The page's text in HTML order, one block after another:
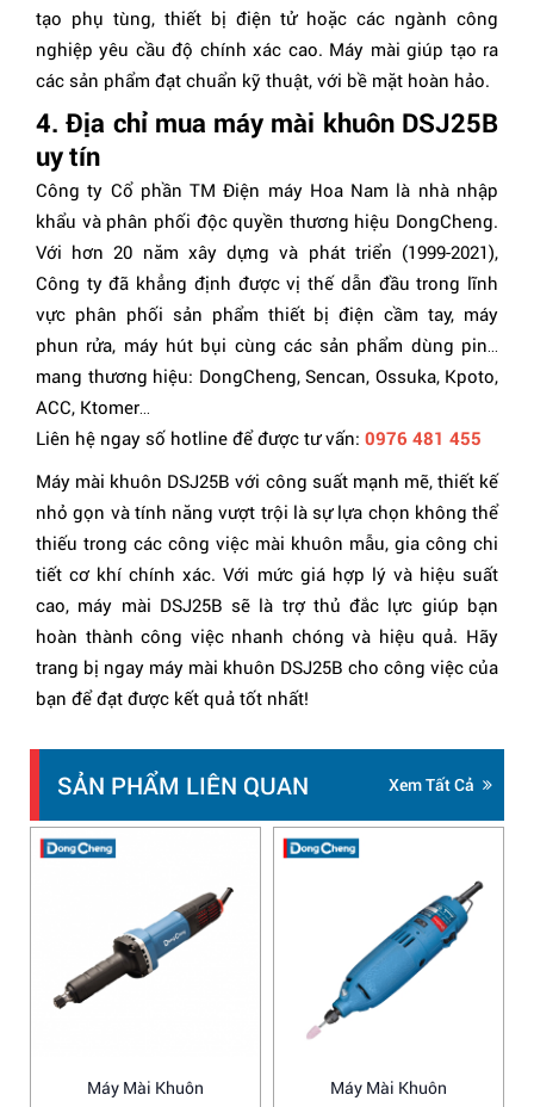
tạo phụ tùng, thiết bị điện tử hoặc các ngành công
nghiệp yêu cầu độ chính xác cao. Máy mài giúp tạo ra
các sản phẩm đạt chuẩn kỹ thuật, với bề mặt hoàn hảo.
4. Địa chỉ mua máy mài khuôn DSJ25B
uy tín
Công ty Cổ phần TM Điện máy Hoa Nam là nhà nhập
khẩu và phân phối độc quyền thương hiệu DongCheng.
Với hơn 20 năm xây dựng và phát triển (1999-2021),
Công ty đã khẳng định được vị thế dẫn đầu trong lĩnh
vực phân phối sản phẩm thiết bị điện cầm tay, máy
phun rửa, máy hút bụi cùng các sản phẩm dùng pin…
mang thương hiệu: DongCheng, Sencan, Ossuka, Kpoto,
ACC, Ktomer…
Liên hệ ngay số hotline để được tư vấn: 0976 481 455
Máy mài khuôn DSJ25B với công suất mạnh mẽ, thiết kế
nhỏ gọn và tính năng vượt trội là sự lựa chọn không thể
thiếu trong các công việc mài khuôn mẫu, gia công chi
tiết cơ khí chính xác. Với mức giá hợp lý và hiệu suất
cao, máy mài DSJ25B sẽ là trợ thủ đắc lực giúp bạn
hoàn thành công việc nhanh chóng và hiệu quả. Hãy
trang bị ngay máy mài khuôn DSJ25B cho công việc của
bạn để đạt được kết quả tốt nhất!
SẢN PHẨM LIÊN QUAN Xem Tất Cả
Máy Mài Khuôn
Máy Mài Khuôn